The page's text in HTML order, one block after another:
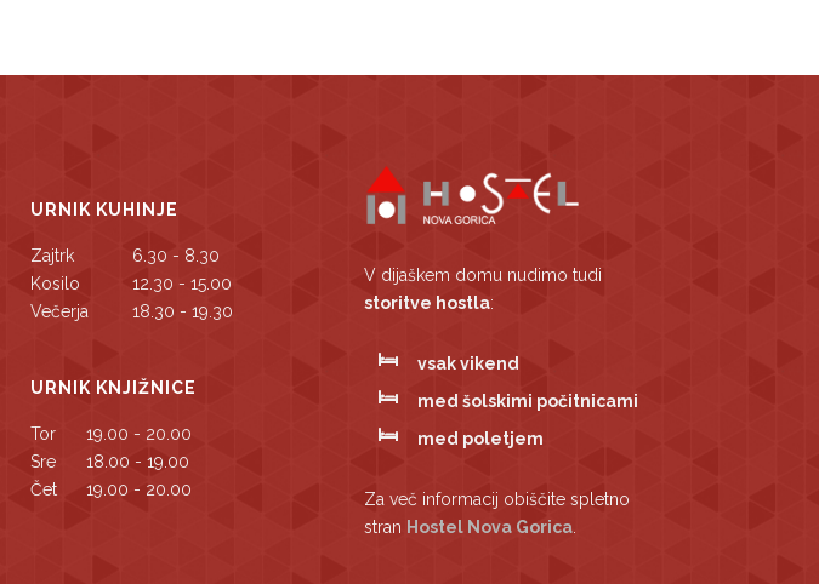
URNIK KUHINJE
Zajtrk
6.30 - 8.30
Kosilo
12.30 - 15.00
Večerja
18.30 - 19.30
URNIK KNJIŽNICE
Tor
19.00 - 20.00
Sre
18.00 - 19.00
Čet
19.00 - 20.00
V dijaškem domu nudimo tudi
storitve hostla:
vsak vikend
med šolskimi počitnicami
med poletjem
Za več informacij obiščite spletno
stran Hostel Nova Gorica